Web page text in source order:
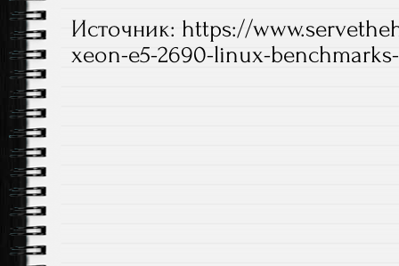
Источник: https://
xeon-e5-2690-linux-